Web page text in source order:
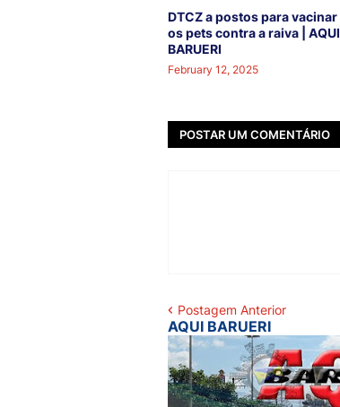
DTCZ a postos para vacinar
os pets contra a raiva | AQUI
BARUERI
February 12, 2025
POSTAR UM COMENTÁRIO
Postagem Anterior
AQUI BARUERI